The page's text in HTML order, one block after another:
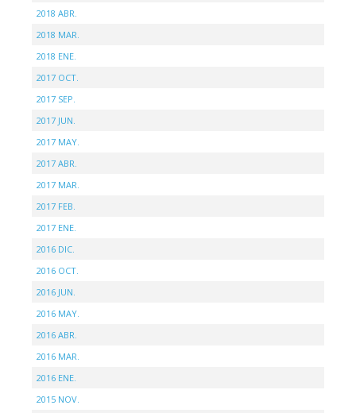
2018 ABR.
2018 MAR.
2018 ENE.
2017 OCT.
2017 SEP.
2017 JUN.
2017 MAY.
2017 ABR.
2017 MAR.
2017 FEB.
2017 ENE.
2016 DIC.
2016 OCT.
2016 JUN.
2016 MAY.
2016 ABR.
2016 MAR.
2016 ENE.
2015 NOV.